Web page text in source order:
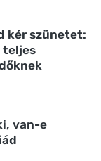
kér szünetet:
teljes
van-e